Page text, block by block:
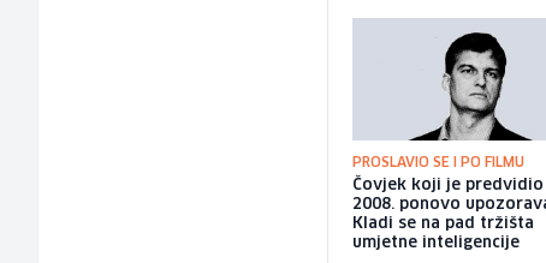
PROSLAVIO SE I PO FILMU
Čovjek koji je
2008. ponovo
Kladi se na pad tržišta
umjetne inteligencije